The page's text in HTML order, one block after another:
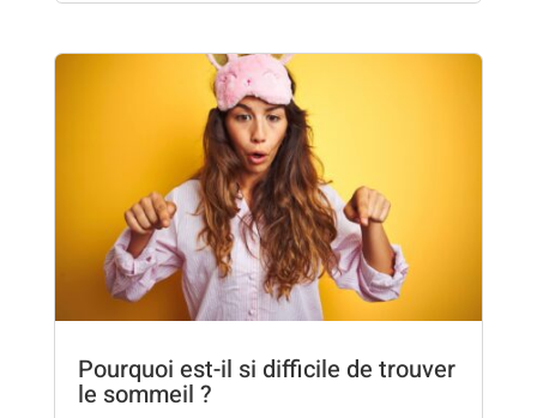
Pourquoi est-il si difficile de trouver
le sommeil ?